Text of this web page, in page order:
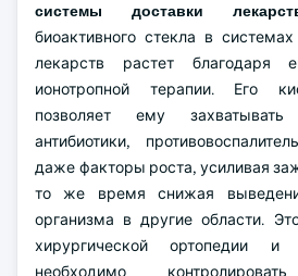
системы доставки
биоактивного стекла в
лекарств растет благодаря
ионотропной терапии. Его
позволяет ему
антибиотики,
даже факторы роста, усиливая
то же время снижая
организма в другие области.
хирургической ортопедии и
необходимо